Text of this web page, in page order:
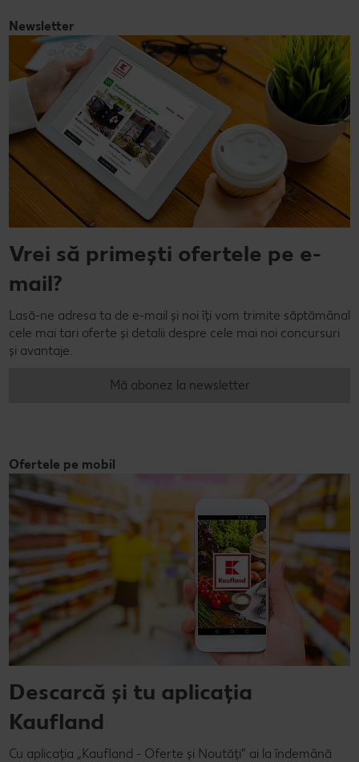
Newsletter
Vrei să primești ofertele pe e-
mail?
Lasă-ne adresa ta de e-mail și noi îți vom trimite săptămânal
cele mai tari oferte și detalii despre cele mai noi concursuri
și avantaje.
Mă abonez la newsletter
Ofertele pe mobil
Descarcă și tu aplicația
Kaufland
Cu aplicația „Kaufland - Oferte și Noutăți” ai la îndemână